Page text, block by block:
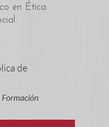
en Ética